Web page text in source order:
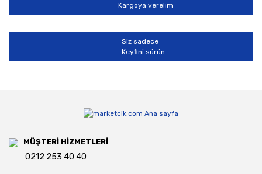
Kargoya verelim
Siz sadece
Keyfini sürün...
MÜŞTERİ HİZMETLERİ
0212 253 40 40